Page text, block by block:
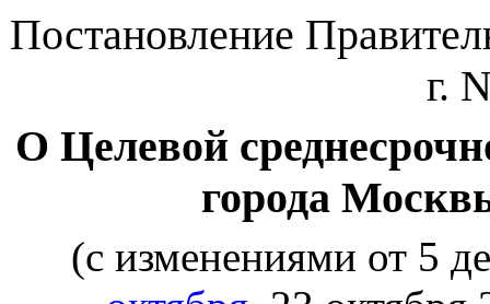
Постановление
г.
О Целевой
города
(с изменениями от 5